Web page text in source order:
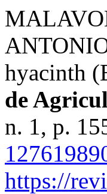
hyacinth
de
n. 1, p.
https://